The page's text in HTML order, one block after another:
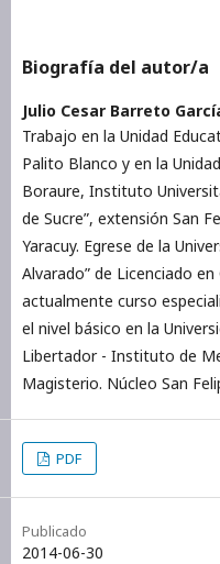
Biografía del autor/a
Julio Cesar Barreto
Trabajo en la Unidad
Palito Blanco y en la
Boraure, Instituto
de Sucre”, extensión San
Yaracuy. Egrese de la
Alvarado” de Licenciado
actualmente curso
el nivel básico en la
Libertador - Instituto de
Magisterio. Núcleo San
PDF
Publicado
2014-06-30